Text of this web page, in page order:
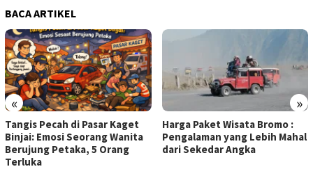
BACA ARTIKEL
« »
Tangis Pecah di Pasar Kaget
Binjai: Emosi Seorang Wanita
Berujung Petaka, 5 Orang
Terluka
Harga Paket Wisata Bromo :
Pengalaman yang Lebih Mahal
dari Sekedar Angka